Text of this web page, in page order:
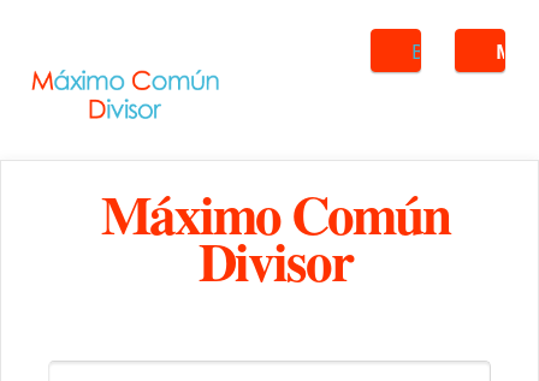
Buscar
Máximo Común
Divisor